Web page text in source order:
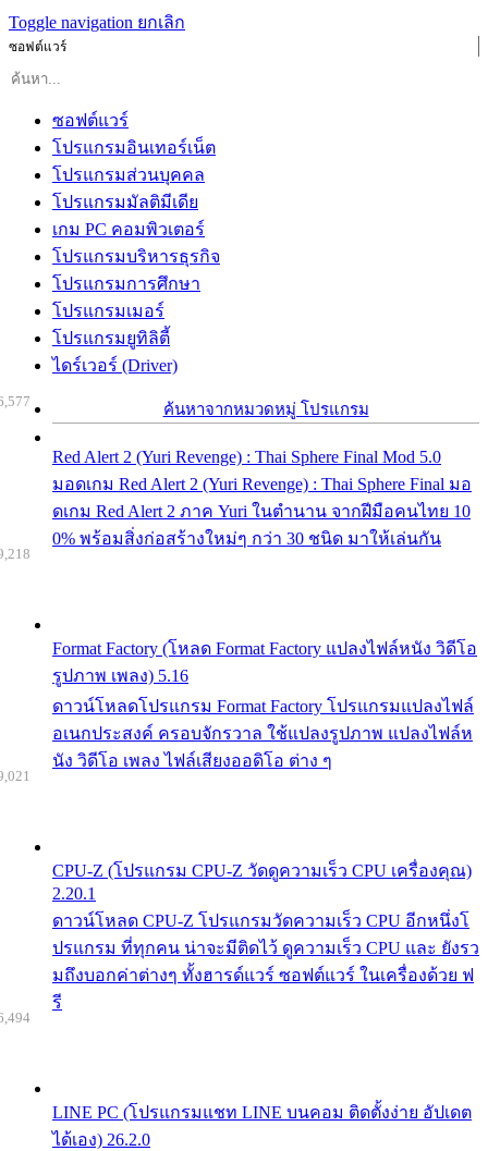
Toggle navigation ยกเลิก
ซอฟต์แวร์
ซอฟต์แวร์
โปรแกรมอินเทอร์เน็ต
โปรแกรมส่วนบุคคล
โปรแกรมมัลติมีเดีย
เกม PC คอมพิวเตอร์
โปรแกรมบริหารธุรกิจ
โปรแกรมการศึกษา
โปรแกรมเมอร์
โปรแกรมยูทิลิตี้
ไดร์เวอร์ (Driver)
ค้นหาจากหมวดหมู่ โปรแกรม
Red Alert 2 (Yuri Revenge) : Thai Sphere Final Mod 5.0
มอดเกม Red Alert 2 (Yuri Revenge) : Thai Sphere Final มอ
ดเกม Red Alert 2 ภาค Yuri ในตำนาน จากฝีมือคนไทย 10
0% พร้อมสิ่งก่อสร้างใหม่ๆ กว่า 30 ชนิด มาให้เล่นกัน
Format Factory (โหลด Format Factory แปลงไฟล์หนัง วิดีโอ
รูปภาพ เพลง) 5.16
ดาวน์โหลดโปรแกรม Format Factory โปรแกรมแปลงไฟล์
อเนกประสงค์ ครอบจักรวาล ใช้แปลงรูปภาพ แปลงไฟล์ห
นัง วิดีโอ เพลง ไฟล์เสียงออดิโอ ต่าง ๆ
CPU-Z (โปรแกรม CPU-Z วัดดูความเร็ว CPU เครื่องคุณ)
2.20.1
ดาวน์โหลด CPU-Z โปรแกรมวัดความเร็ว CPU อีกหนึ่งโ
ปรแกรม ที่ทุกคน น่าจะมีติดไว้ ดูความเร็ว CPU และ ยังรว
มถึงบอกค่าต่างๆ ทั้งฮารด์แวร์ ซอฟต์แวร์ ในเครื่องด้วย ฟ
รี
LINE PC (โปรแกรมแชท LINE บนคอม ติดตั้งง่าย อัปเดต
ได้เอง) 26.2.0